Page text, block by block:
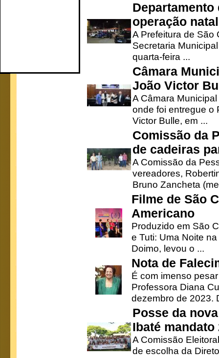
operação
A Prefeitura de São
Secretaria
quarta-feira ...
Câmara
João Victor
A Câmara
onde foi entregue o
Victor Bulle, em ...
Comissão da
de cadeiras
A Comissão da
vereadores,
Bruno Zancheta
Filme de São
Americano
Produzido em São
e Tuti: Uma Noite
Doimo, levou o ...
Nota de
É com imenso
Professora Diana
dezembro de 2023.
Posse da
Ibaté mandato
A Comissão
de escolha da